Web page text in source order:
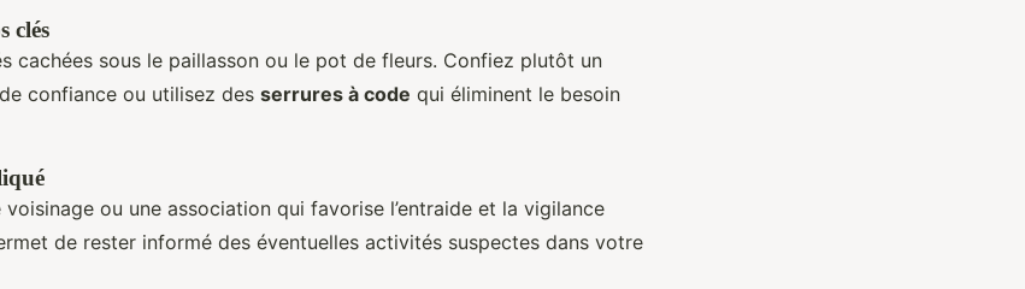
clés
cachées sous le paillasson ou le pot de fleurs. Confiez plutôt un
confiance ou utilisez des serrures à code qui éliminent le besoin
ou une association qui favorise l’entraide et la vigilance
de rester informé des éventuelles activités suspectes dans votre